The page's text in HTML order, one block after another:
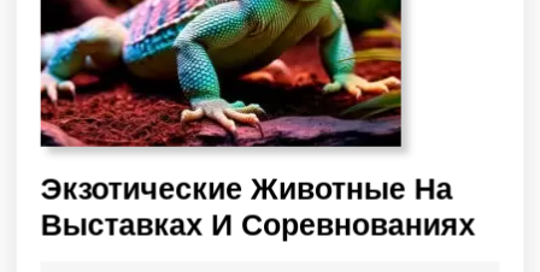
Экзотические Животные На
Выставках И Соревнованиях